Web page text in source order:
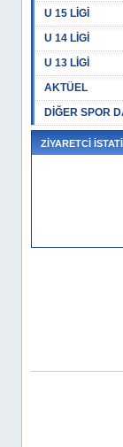
U 15 LİGİ
U 14 LİGİ
U 13 LİGİ
AKTÜEL
DİĞER SPOR
ZİYARETCİ